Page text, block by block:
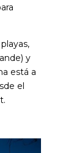
y
está a
el